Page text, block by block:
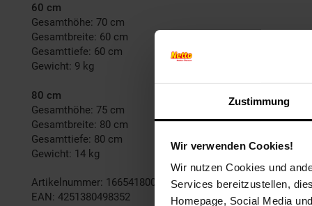
Zustimmung
Wir verwenden Cookies!
Wir nutzen Cookies und
Services bereitzustellen,
Homepage, Social Media
60 cm
Gesamthöhe: 70 cm
Gesamtbreite: 60 cm
Gesamttiefe: 60 cm
Gewicht: 9 kg
80 cm
Gesamthöhe: 75 cm
Gesamtbreite: 80 cm
Gesamttiefe: 80 cm
Gewicht: 14 kg
Artikelnummer: 1665418003
EAN: 4251380498352